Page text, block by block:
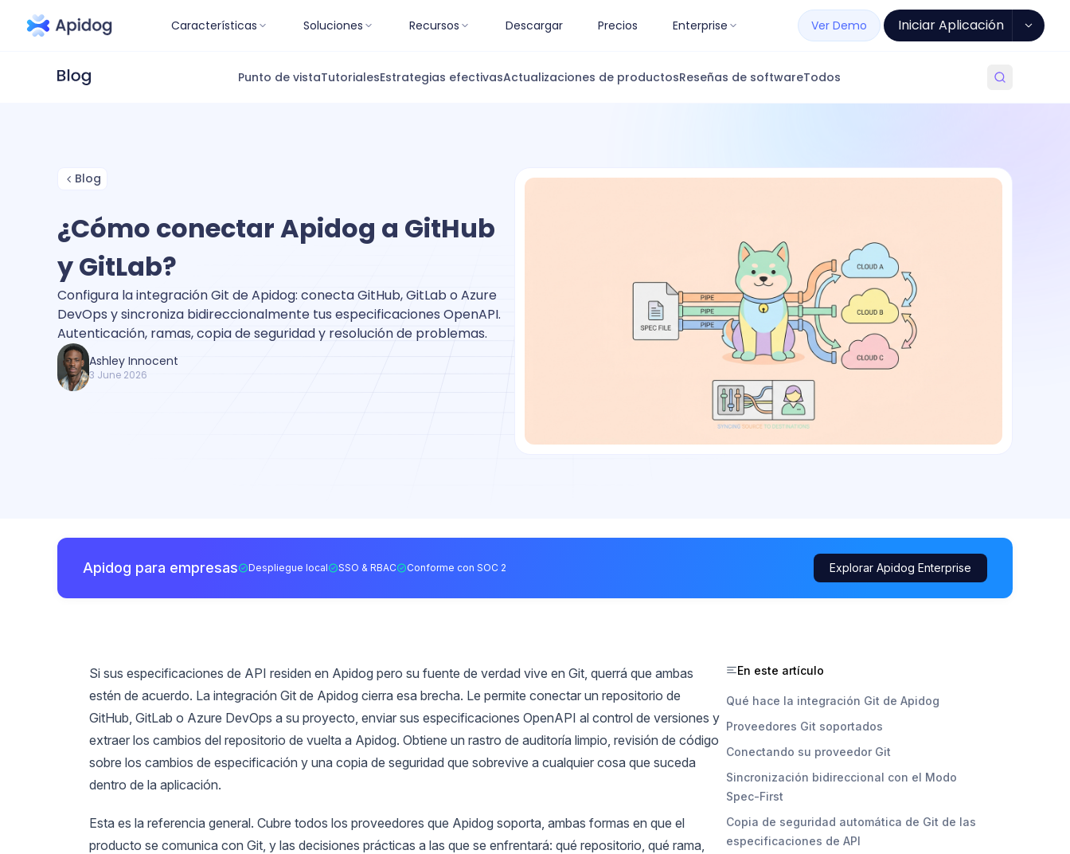
Características Soluciones Recursos Descargar Precios Enterprise Ver Demo Iniciar Aplicación
Punto de vistaTutorialesEstrategias efectivasActualizaciones de productosReseñas de softwareTodos
Blog
¿Cómo conectar Apidog a GitHub
y GitLab?
Configura la integración Git de Apidog: conecta GitHub, GitLab o Azure
DevOps y sincroniza bidireccionalmente tus especificaciones OpenAPI.
Autenticación, ramas, copia de seguridad y resolución de problemas.
Ashley Innocent
3 June 2026
Apidog para empresas Despliegue local SSO & RBAC Conforme con SOC 2 Explorar Apidog Enterprise
Si sus especificaciones de API residen en Apidog pero su fuente de verdad vive en Git, querrá que ambas
estén de acuerdo. La integración Git de Apidog cierra esa brecha. Le permite conectar un repositorio de
GitHub, GitLab o Azure DevOps a su proyecto, enviar sus especificaciones OpenAPI al control de versiones y
extraer los cambios del repositorio de vuelta a Apidog. Obtiene un rastro de auditoría limpio, revisión de código
sobre los cambios de especificación y una copia de seguridad que sobrevive a cualquier cosa que suceda
dentro de la aplicación.
Esta es la referencia general. Cubre todos los proveedores que Apidog soporta, ambas formas en que el
producto se comunica con Git, y las decisiones prácticas a las que se enfrentará: qué repositorio, qué rama,
En este artículo
Qué hace la integración Git de Apidog
Proveedores Git soportados
Conectando su proveedor Git
Sincronización bidireccional con el Modo
Spec-First
Copia de seguridad automática de Git de las
especificaciones de API